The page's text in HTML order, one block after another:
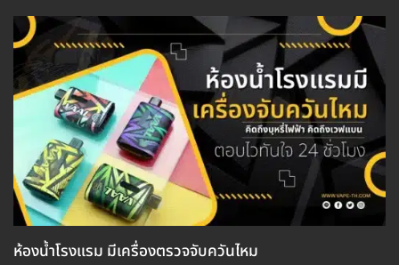
ห้องน้ำโรงแรม มีเครื่องตรวจจับควันไหม